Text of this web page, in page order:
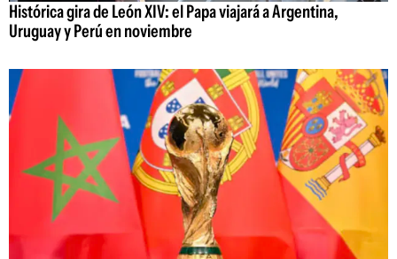
Histórica gira de León XIV: el Papa viajará a Argentina,
Uruguay y Perú en noviembre